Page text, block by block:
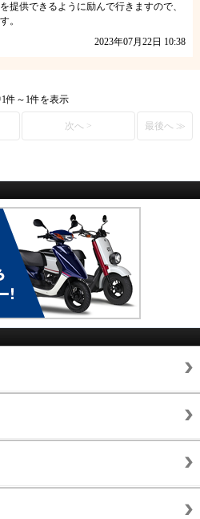
提供できるように励んで行きますので、
。
2023年07月22日 10:38
件～1件を表示
次へ > 最後へ ≫